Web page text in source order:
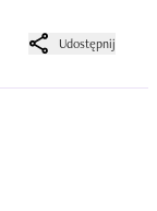
Udostępnij